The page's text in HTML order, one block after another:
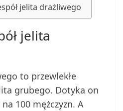
jelita drażliwego
jelita
to przewlekłe
grubego. Dotyka on
100 mężczyzn. A